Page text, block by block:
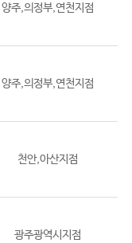
양주,의정부,연천지점
양주,의정부,연천지점
천안,아산지점
광주광역시지점